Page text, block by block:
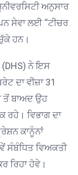
ਅਨੁਸਾਰ
ਸੇਵਾ ਲਈ “ਟੀਚਰ
ਹਨ।
(DHS) ਨੇ ਇਸ
ਦਾ ਵੀਜ਼ਾ 31
ਤੋਂ ਬਾਅਦ ਉਹ
ਰਹੇ। ਵਿਭਾਗ ਦਾ
ਕਾਨੂੰਨਾਂ
ਸੰਬੰਧਿਤ ਵਿਅਕਤੀ
ਰਿਹਾ ਹੋਵੇ।